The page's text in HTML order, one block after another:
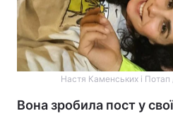
Настя Каменських і Потап
Вона зробила пост у